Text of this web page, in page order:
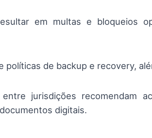
em multas e bloqueios
políticas de backup e recovery,
jurisdições recomendam
digitais.